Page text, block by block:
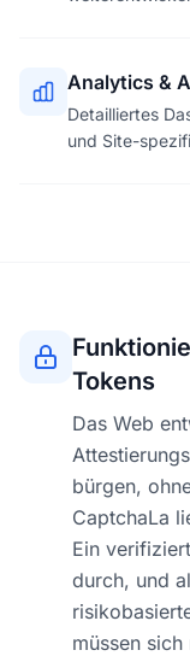
Analytics &
Detailliertes
und Site-
Tokens
Das Web
bürgen,
CaptchaLa
Ein
durch, und
müssen